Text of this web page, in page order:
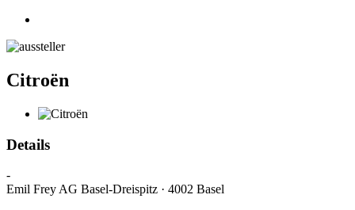
Citroën
Details
-
Emil Frey AG Basel-Dreispitz · 4002 Basel